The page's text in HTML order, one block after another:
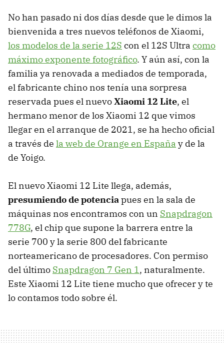
No han pasado ni dos días desde que le dimos la
bienvenida a tres nuevos teléfonos de Xiaomi,
los modelos de la serie 12S con el 12S Ultra como
máximo exponente fotográfico. Y aún así, con la
familia ya renovada a mediados de temporada,
el fabricante chino nos tenía una sorpresa
reservada pues el nuevoXiaomi 12 Lite, el
hermano menor de los Xiaomi 12 que vimos
llegar en el arranque de 2021, se ha hecho oficial
a través de la web de Orange en España y de la
de Yoigo.
El nuevo Xiaomi 12 Lite llega, además,
presumiendo de potenciapues en la sala de
máquinas nos encontramos con un Snapdragon
778G, el chip que supone la barrera entre la
serie 700 y la serie 800 del fabricante
norteamericano de procesadores. Con permiso
del último Snapdragon 7 Gen 1, naturalmente.
Este Xiaomi 12 Lite tiene mucho que ofrecer y te
lo contamos todo sobre él.